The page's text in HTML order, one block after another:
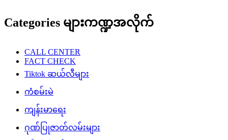
Categories များကဏ္ဍအလိုက်
CALL CENTER
FACT CHECK
Tiktok ဆယ်လီများ
ကံစမ်းမဲ
ကျန်းမာရေး
ဂုဏ်ပြုဇာတ်လမ်းများ